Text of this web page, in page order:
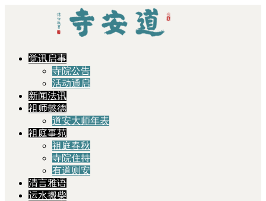
觉讯启事
寺院公告
活动通启
新闻法讯
祖师懿德
道安大师年表
祖庭事苑
祖庭春秋
寺院住持
有道则安
清言雅语
运水搬柴